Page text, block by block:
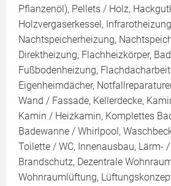
Pflanzenöl), Pellets / Holz,
Holzvergaserkessel,
Nachtspeicherheizung,
Direktheizung, Flachheizkörper,
Fußbodenheizung,
Eigenheimdächer,
Wand / Fassade, Kellerdecke,
Kamin / Heizkamin, Komplettes
Badewanne / Whirlpool,
Toilette / WC, Innenausbau, Lärm-
Brandschutz, Dezentrale
Wohnraumlüftung,